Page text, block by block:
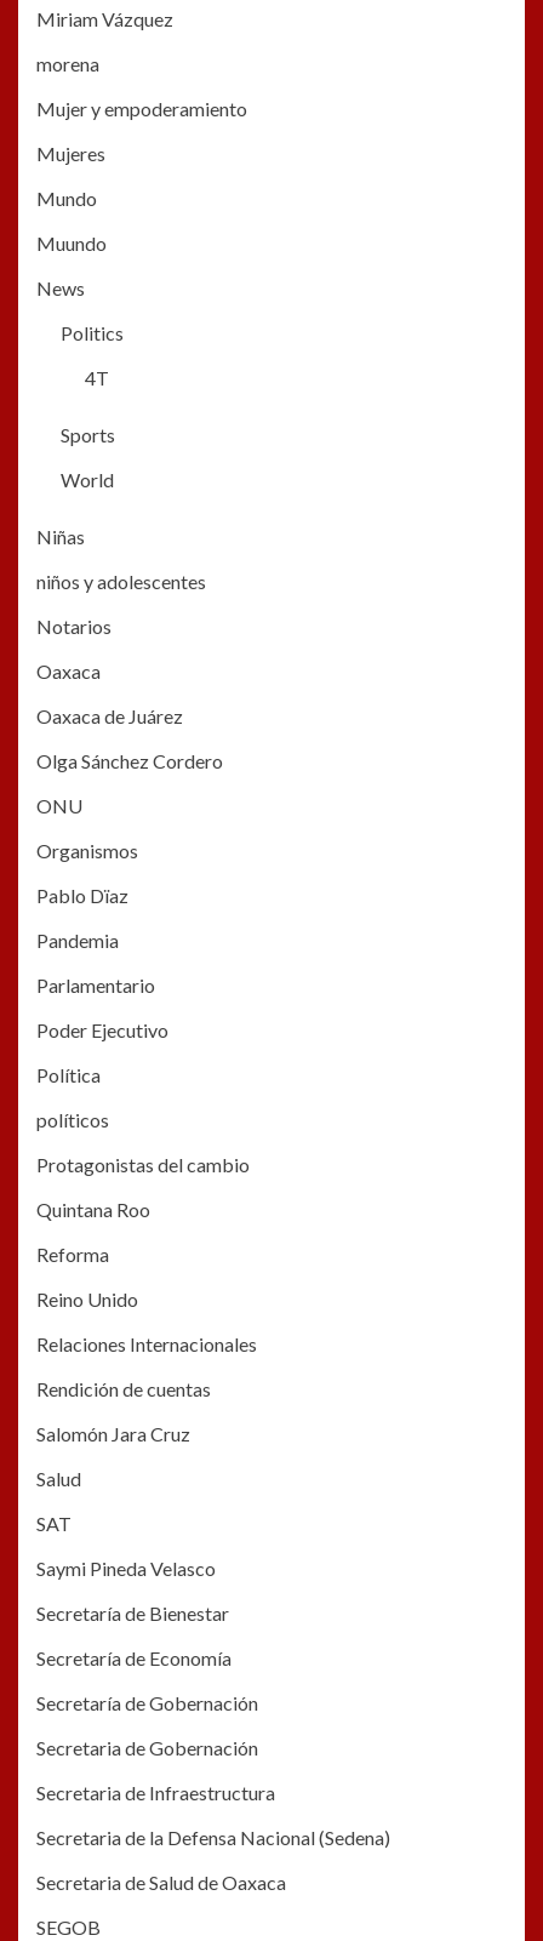
Miriam Vázquez
morena
Mujer y empoderamiento
Mujeres
Mundo
Muundo
News
Politics
4T
Sports
World
Niñas
niños y adolescentes
Notarios
Oaxaca
Oaxaca de Juárez
Olga Sánchez Cordero
ONU
Organismos
Pablo Dïaz
Pandemia
Parlamentario
Poder Ejecutivo
Política
políticos
Protagonistas del cambio
Quintana Roo
Reforma
Reino Unido
Relaciones Internacionales
Rendición de cuentas
Salomón Jara Cruz
Salud
SAT
Saymi Pineda Velasco
Secretaría de Bienestar
Secretaría de Economía
Secretaría de Gobernación
Secretaria de Gobernación
Secretaria de Infraestructura
Secretaria de la Defensa Nacional (Sedena)
Secretaria de Salud de Oaxaca
SEGOB